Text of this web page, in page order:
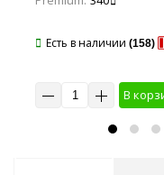
Есть в наличии (158)
В
20 шт 30 шт